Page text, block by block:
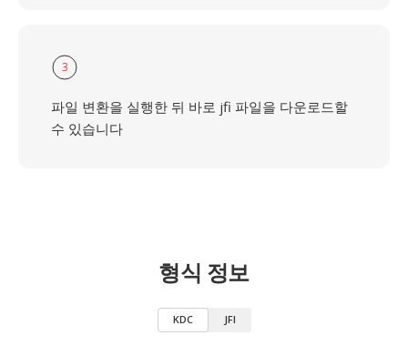
3
파일 변환을 실행한 뒤 바로 jfi 파일을 다운로드할
수 있습니다
형식 정보
KDC JFI